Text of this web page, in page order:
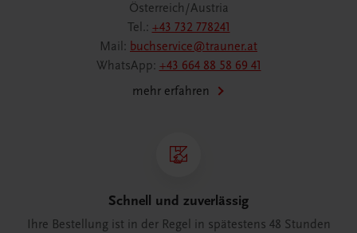
Österreich/Austria
Tel.: +43 732 778241
Mail: buchservice@trauner.at
WhatsApp: +43 664 88 58 69 41
mehr erfahren
Schnell und zuverlässig
Ihre Bestellung ist in der Regel in spätestens 48 Stunden